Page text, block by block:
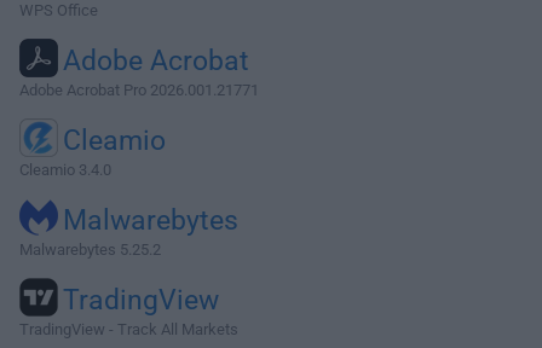
WPS Office
Adobe Acrobat
Adobe Acrobat Pro 2026.001.21771
Cleamio
Cleamio 3.4.0
Malwarebytes
Malwarebytes 5.25.2
TradingView
TradingView - Track All Markets